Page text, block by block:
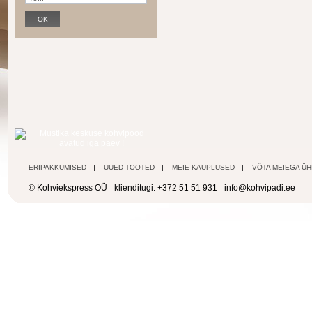
ERIPAKKUMISED UUED TOOTED MEIE KAUPLUSED VÕTA MEIEGA
© Kohviekspress OÜ klienditugi: +372 51 51 931 info@kohvipadi.ee